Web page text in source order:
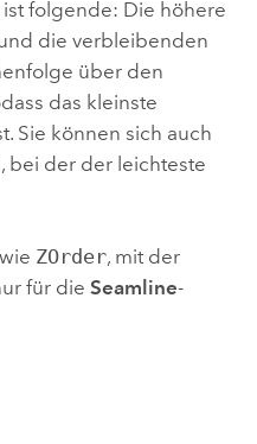
folgende: Die höhere
die verbleibenden
über den
das kleinste
Sie können sich auch
bei der der leichteste
ZOrder, mit der
für die Seamline-